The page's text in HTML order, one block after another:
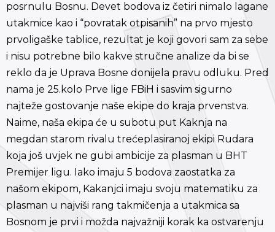
posrnulu Bosnu. Devet bodova iz četiri nimalo lagane
utakmice kao i “povratak otpisanih” na prvo mjesto
prvoligaške tablice, rezultat je koji govori sam za sebe
i nisu potrebne bilo kakve stručne analize da bi se
reklo da je Uprava Bosne donijela pravu odluku. Pred
nama je 25.kolo Prve lige FBiH i sasvim sigurno
najteže gostovanje naše ekipe do kraja prvenstva.
Naime, naša ekipa će u subotu put Kaknja na
megdan starom rivalu trećeplasiranoj ekipi Rudara
koja još uvjek ne gubi ambicije za plasman u BHT
Premijer ligu. Iako imaju 5 bodova zaostatka za
našom ekipom, Kakanjci imaju svoju matematiku za
plasman u najviši rang takmičenja a utakmica sa
Bosnom je prvi i možda najvažniji korak ka ostvarenju